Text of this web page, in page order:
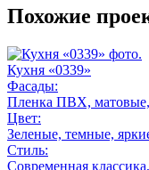
Похожие
Кухня «0339»
Фасады:
Пленка ПВХ,
Цвет:
Зеленые, темные,
Стиль:
Современная